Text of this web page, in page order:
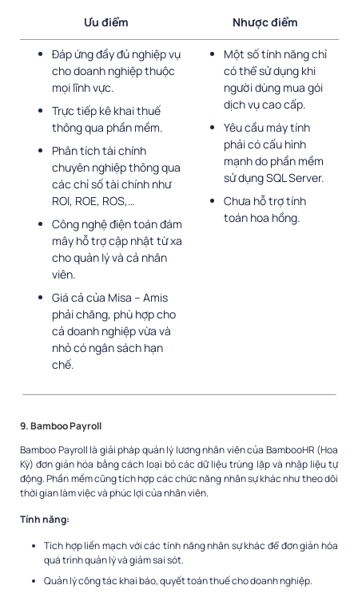
Ưu điểm Nhược điểm
Đáp ứng đầy đủ nghiệp vụ
cho doanh nghiệp thuộc
mọi lĩnh vực.
Trực tiếp kê khai thuế
thông qua phần mềm.
Phân tích tài chính
chuyên nghiệp thông qua
các chỉ số tài chính như
ROI, ROE, ROS,…
Công nghệ điện toán đám
mây hỗ trợ cập nhật từ xa
cho quản lý và cả nhân
viên.
Giá cả của Misa – Amis
phải chăng, phù hợp cho
cả doanh nghiệp vừa và
nhỏ có ngân sách hạn
chế.
Một số tính năng chỉ
có thể sử dụng khi
người dùng mua gói
dịch vụ cao cấp.
Yêu cầu máy tính
phải có cấu hình
mạnh do phần mềm
sử dụng SQL Server.
Chưa hỗ trợ tính
toán hoa hồng.
9. Bamboo Payroll
Bamboo Payroll là giải pháp quản lý lương nhân viên của BambooHR (Hoa
Kỳ) đơn giản hóa bằng cách loại bỏ các dữ liệu trùng lặp và nhập liệu tự
động. Phần mềm cũng tích hợp các chức năng nhân sự khác như theo dõi
thời gian làm việc và phúc lợi của nhân viên.
Tính năng:
Tích hợp liền mạch với các tính năng nhân sự khác để đơn giản hóa
quá trình quản lý và giảm sai sót.
Quản lý công tác khai báo, quyết toán thuế cho doanh nghiệp.